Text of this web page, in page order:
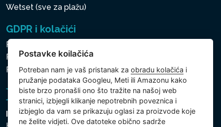
Wetset (sve za plažu)
GDPR i kolačići
Pravila zaštite osobnih i drugih obrađivanih podataka
Politika kolačića
Postavke koilačića
Intex Trading, s.r.o.
Postavke koilačića
Potreban nam je vaš pristanak zaobradu kolačića i
pružanje podataka Googleu, Meti ili Amazonu kako
biste brzo pronašli ono što tražite na našoj web
stranici, izbjegli klikanje nepotrebnih poveznica i
izbjeglo da vam se prikazuju oglasi za proizvode koje
ne želite vidjeti. Ove datoteke obično sadrže